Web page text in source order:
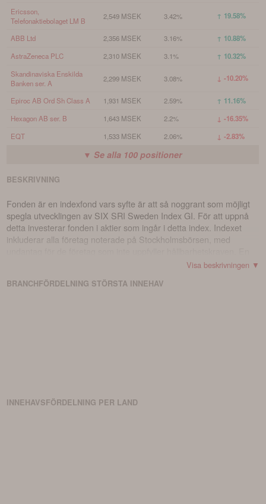
Ericsson,
Telefonaktiebolaget LM B
2,549 MSEK 3.42% ↑ 19.58%
ABB Ltd 2,356 MSEK 3.16% ↑ 10.88%
AstraZeneca PLC 2,310 MSEK 3.1% ↑ 10.32%
Skandinaviska Enskilda
Banken ser. A
2,299 MSEK 3.08% ↓ -10.20%
Epiroc AB Ord Sh Class A 1,931 MSEK 2.59% ↑ 11.16%
Hexagon AB ser. B 1,643 MSEK 2.2% ↓ -16.35%
EQT 1,533 MSEK 2.06% ↓ -2.83%
▼ Se alla 100 positioner
BESKRIVNING
Fonden är en indexfond vars syfte är att så noggrant som möjligt
spegla utvecklingen av SIX SRI Sweden Index GI. För att uppnå
detta investerar fonden i aktier som ingår i detta index. Indexet
inkluderar alla företag noterade på Stockholmsbörsen, med
aktie som ingår i indexet är en stamaktie i ett av dessa företag.
att fysiskt köpa de aktier som ingår, vilket innebär att fonden direkt
Visa beskrivningen ▼
BRANCHFÖRDELNING STÖRSTA INNEHAV
INNEHAVSFÖRDELNING PER LAND